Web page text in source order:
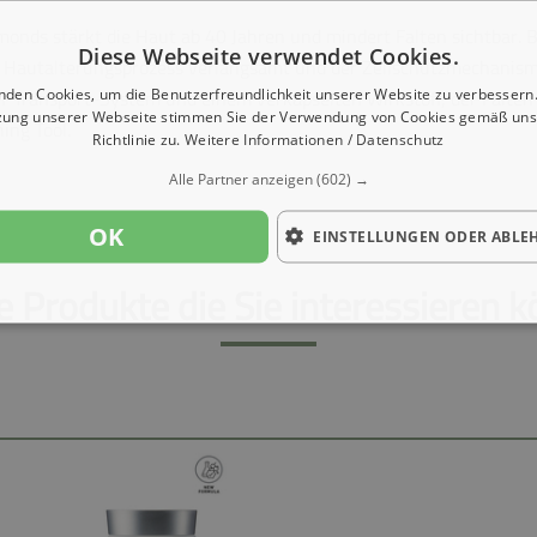
stärkt die Haut ab 40 Jahren und mindert Falten sichtbar.
verlangsamt und der
System und einem verkapselten Wirkstoff, der
Tool.
Produkte die Sie interessieren
Diese Webseite verwendet Cookies.
Cookies, um die Benutzerfreundlichkeit unserer Website zu
unserer Webseite stimmen Sie der Verwendung von Cookies gemäß
Richtlinie zu. Weitere Informationen / Datenschutz
Alle Partner anzeigen(602) →
OK EINSTELLUNGEN ODER